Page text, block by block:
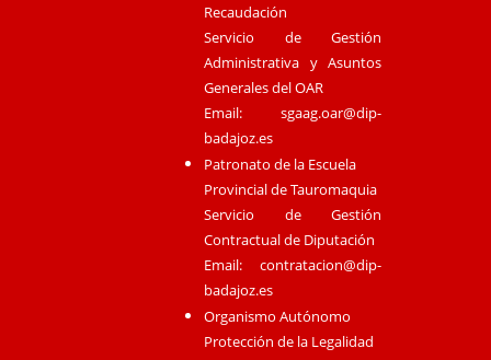
Recaudación
Servicio de Gestión
Administrativa y Asuntos
Generales del OAR
Email:sgaag.oar@dip-
badajoz.es
Patronato de la Escuela
Provincial de Tauromaquia
Servicio de Gestión
Contractual de Diputación
Email:contratacion@dip-
badajoz.es
Organismo Autónomo
Protección de la Legalidad